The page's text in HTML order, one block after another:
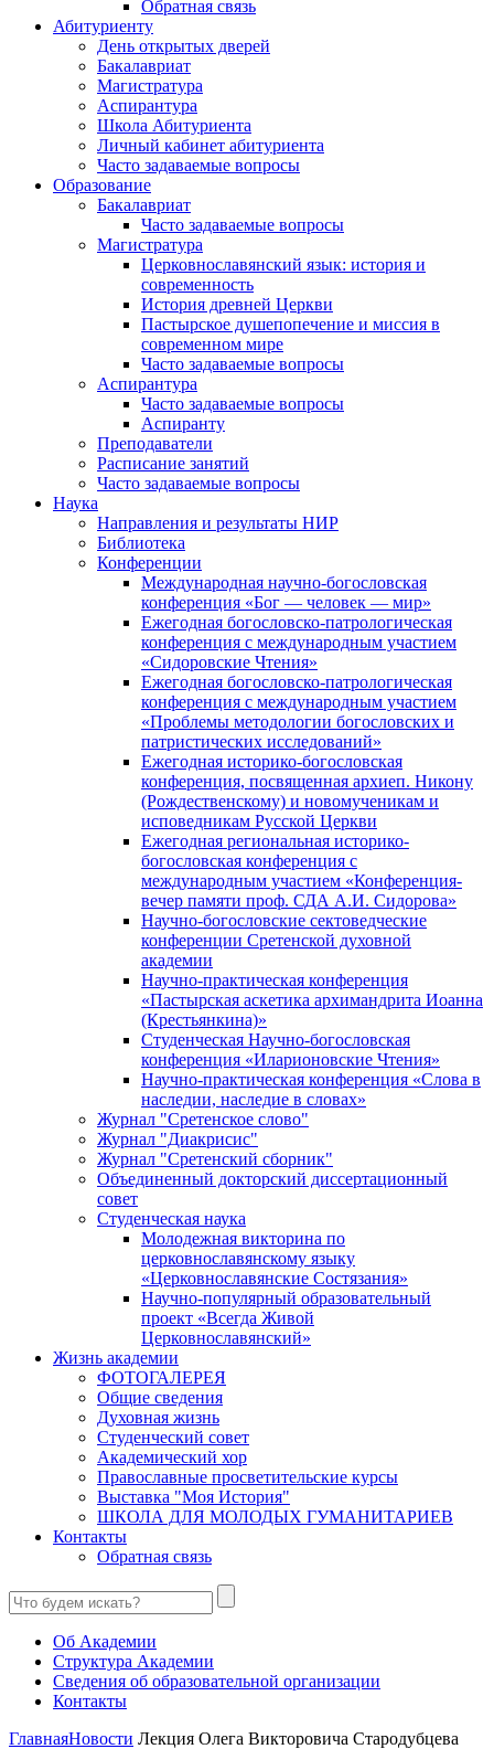
Обратная связь
Абитуриенту
День открытых дверей
Бакалавриат
Магистратура
Аспирантура
Школа Абитуриента
Личный кабинет абитуриента
Часто задаваемые вопросы
Образование
Бакалавриат
Часто задаваемые вопросы
Магистратура
Церковнославянский язык: история и
современность
История древней Церкви
Пастырское душепопечение и миссия в
современном мире
Часто задаваемые вопросы
Аспирантура
Часто задаваемые вопросы
Аспиранту
Преподаватели
Расписание занятий
Часто задаваемые вопросы
Наука
Направления и результаты НИР
Библиотека
Конференции
Международная научно-богословская
конференция «Бог — человек — мир»
Ежегодная богословско-патрологическая
конференция с международным участием
«Сидоровские Чтения»
Ежегодная богословско-патрологическая
конференция с международным участием
«Проблемы методологии богословских и
патристических исследований»
Ежегодная историко-богословская
конференция, посвященная архиеп. Никону
(Рождественскому) и новомученикам и
исповедникам Русской Церкви
Ежегодная региональная историко-
богословская конференция с
международным участием «Конференция-
вечер памяти проф. СДА А.И. Сидорова»
Научно-богословские сектоведческие
конференции Сретенской духовной
академии
Научно-практическая конференция
«Пастырская аскетика архимандрита Иоанна
(Крестьянкина)»
Студенческая Научно-богословская
конференция «Иларионовские Чтения»
Научно-практическая конференция «Cлова в
наследии, наследие в словах»
Журнал "Сретенское слово"
Журнал "Диакрисис"
Журнал "Сретенский сборник"
Объединенный докторский диссертационный
совет
Студенческая наука
Молодежная викторина по
церковнославянскому языку
«Церковнославянские Состязания»
Научно-популярный образовательный
проект «Всегда Живой
Церковнославянский»
Жизнь академии
ФОТОГАЛЕРЕЯ
Общие сведения
Духовная жизнь
Студенческий совет
Академический хор
Православные просветительские курсы
Выставка "Моя История"
ШКОЛА ДЛЯ МОЛОДЫХ ГУМАНИТАРИЕВ
Контакты
Обратная связь
Об Академии
Структура Академии
Сведения об образовательной организации
Контакты
ГлавнаяНовости Лекция Олега Викторовича Стародубцева